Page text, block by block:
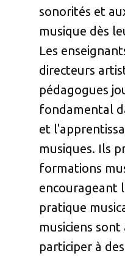
sonorités et
musique dès
Les
directeurs
pédagogues
fondamental
et
musiques. Ils
formations
encourageant
pratique
musiciens sont
participer à